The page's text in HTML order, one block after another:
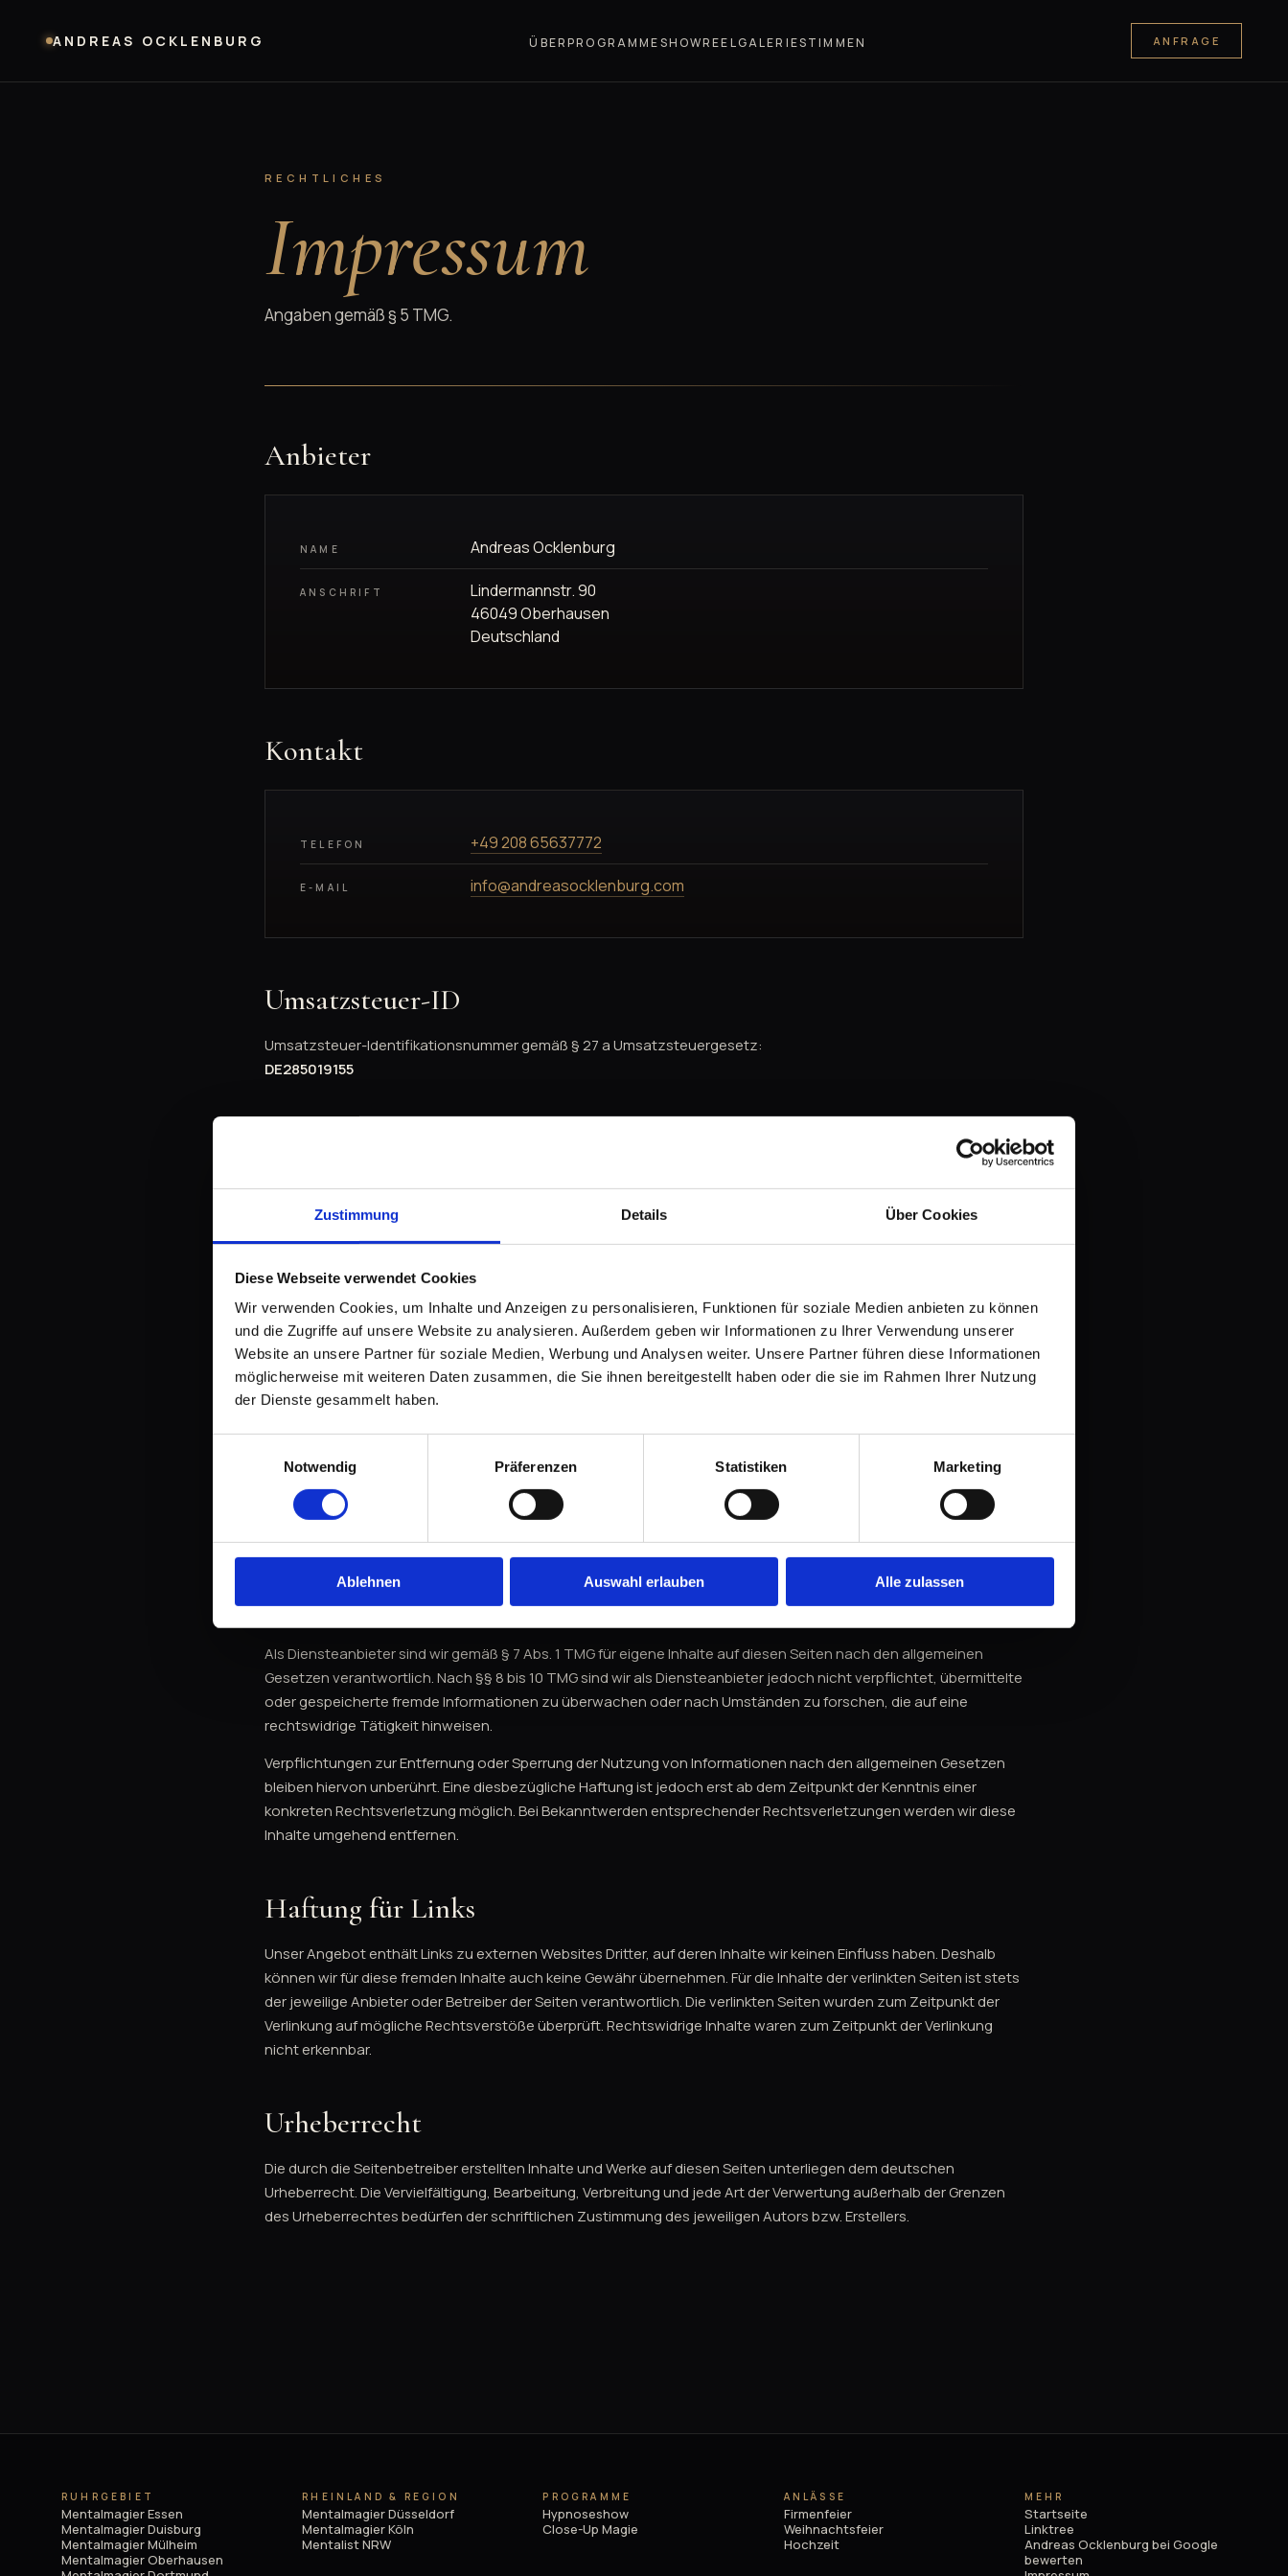
Zustimmung Details Über Cookies
Diese Webseite verwendet Cookies
Wir verwenden Cookies, um Inhalte und Anzeigen zu personalisieren, Funktionen für soziale Medien anbieten zu können
und die Zugriffe auf unsere Website zu analysieren. Außerdem geben wir Informationen zu Ihrer Verwendung unserer
Website an unsere Partner für soziale Medien, Werbung und Analysen weiter. Unsere Partner führen diese Informationen
möglicherweise mit weiteren Daten zusammen, die Sie ihnen bereitgestellt haben oder die sie im Rahmen Ihrer Nutzung
der Dienste gesammelt haben.
Notwendig
Präferenzen Statistiken Marketing
Ablehnen Auswahl erlauben Alle zulassen
ANDREAS OCKLENBURG ÜBERPROGRAMMESHOWREELGALERIESTIMMEN ANFRAGE
RECHTLICHES
Impressum
Angaben gemäß § 5 TMG.
Anbieter
NAME Andreas Ocklenburg
ANSCHRIFT
Lindermannstr. 90
46049 Oberhausen
Deutschland
Kontakt
TELEFON +49 208 65637772
E-MAIL info@andreasocklenburg.com
Umsatzsteuer-ID
Umsatzsteuer-Identifikationsnummer gemäß § 27 a Umsatzsteuergesetz:
DE285019155
Die Europäische Kommission stellt eine Plattform zur Online-Streitbeilegung (OS) bereit:
https://ec.europa.eu/consumers/odr/
Unsere E-Mail-Adresse finden Sie oben im Impressum.
Verbraucherstreitbeilegung / Universalschlichtungsstelle
Wir sind nicht bereit oder verpflichtet, an Streitbeilegungsverfahren vor einer Verbraucherschlichtungsstelle
teilzunehmen.
Bildnachweise
Fotos: Andreas Ocklenburg. Anfragen zur Nutzung oder Lizenzierung von Bildmaterial richten Sie bitte an die im
Haftung für Inhalte
Als Diensteanbieter sind wir gemäß § 7 Abs. 1 TMG für eigene Inhalte auf diesen Seiten nach den allgemeinen
Gesetzen verantwortlich. Nach §§ 8 bis 10 TMG sind wir als Diensteanbieter jedoch nicht verpflichtet, übermittelte
oder gespeicherte fremde Informationen zu überwachen oder nach Umständen zu forschen, die auf eine
rechtswidrige Tätigkeit hinweisen.
Verpflichtungen zur Entfernung oder Sperrung der Nutzung von Informationen nach den allgemeinen Gesetzen
bleiben hiervon unberührt. Eine diesbezügliche Haftung ist jedoch erst ab dem Zeitpunkt der Kenntnis einer
konkreten Rechtsverletzung möglich. Bei Bekanntwerden entsprechender Rechtsverletzungen werden wir diese
Inhalte umgehend entfernen.
Haftung für Links
Unser Angebot enthält Links zu externen Websites Dritter, auf deren Inhalte wir keinen Einfluss haben. Deshalb
können wir für diese fremden Inhalte auch keine Gewähr übernehmen. Für die Inhalte der verlinkten Seiten ist stets
der jeweilige Anbieter oder Betreiber der Seiten verantwortlich. Die verlinkten Seiten wurden zum Zeitpunkt der
Verlinkung auf mögliche Rechtsverstöße überprüft. Rechtswidrige Inhalte waren zum Zeitpunkt der Verlinkung
nicht erkennbar.
Urheberrecht
Die durch die Seitenbetreiber erstellten Inhalte und Werke auf diesen Seiten unterliegen dem deutschen
Urheberrecht. Die Vervielfältigung, Bearbeitung, Verbreitung und jede Art der Verwertung außerhalb der Grenzen
des Urheberrechtes bedürfen der schriftlichen Zustimmung des jeweiligen Autors bzw. Erstellers.
RUHRGEBIET
Mentalmagier Essen
Mentalmagier Duisburg
Mentalmagier Mülheim
Mentalmagier Oberhausen
RHEINLAND & REGION
Mentalmagier Düsseldorf
Mentalmagier Köln
Mentalist NRW
PROGRAMME
Hypnoseshow
Close-Up Magie
ANLÄSSE
Firmenfeier
Weihnachtsfeier
Hochzeit
MEHR
Startseite
Linktree
Andreas Ocklenburg bei Google
bewerten